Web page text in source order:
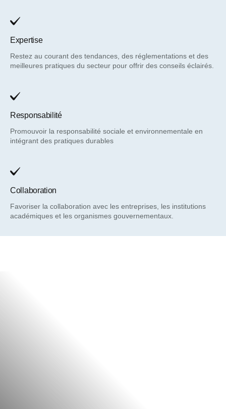
Expertise
Restez au courant des tendances, des réglementations et des
meilleures pratiques du secteur pour offrir des conseils éclairés.
Responsabilité
Promouvoir la responsabilité sociale et environnementale en
intégrant des pratiques durables
Collaboration
Favoriser la collaboration avec les entreprises, les institutions
académiques et les organismes gouvernementaux.